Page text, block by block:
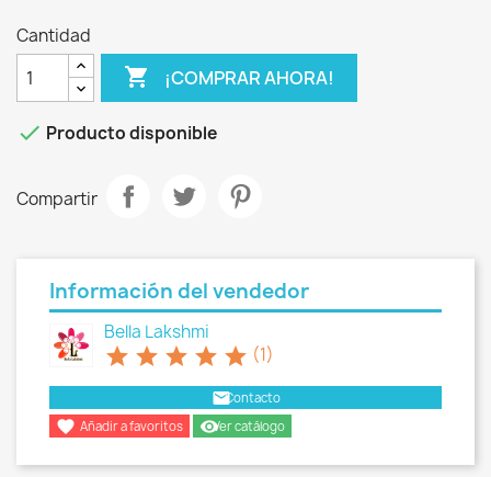
Cantidad
 ¡COMPRAR AHORA!
 Producto disponible
Compartir
Información del vendedor
Bella Lakshmi
star star star star star (1)
emailContacto
 Añadir a favoritos remove_red_eyeVer catálogo